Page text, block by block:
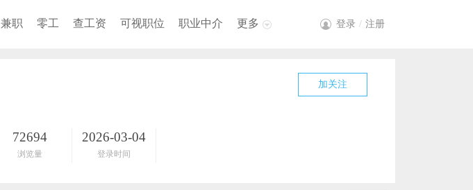
兼职 零工 查工资 可视职位 职业中介 更多 登录 / 注册
加关注
72694
浏览量
2026-03-04
登录时间